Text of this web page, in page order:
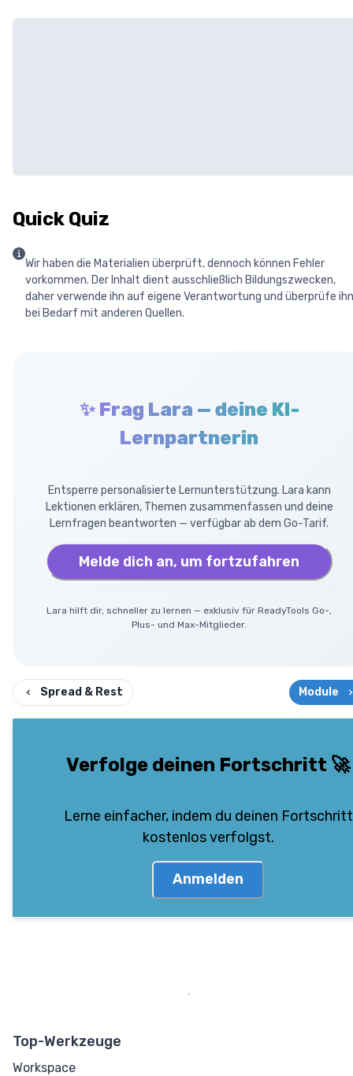
Quick Quiz
Wir haben die Materialien überprüft, dennoch können Fehler
vorkommen. Der Inhalt dient ausschließlich Bildungszwecken,
daher verwende ihn auf eigene Verantwortung und überprüfe ihn
bei Bedarf mit anderen Quellen.
✨ Frag Lara — deine KI-
Lernpartnerin
Entsperre personalisierte Lernunterstützung. Lara kann
Lektionen erklären, Themen zusammenfassen und deine
Lernfragen beantworten — verfügbar ab dem Go-Tarif.
Melde dich an, um fortzufahren
Lara hilft dir, schneller zu lernen — exklusiv für ReadyTools Go-,
Plus- und Max-Mitglieder.
Spread & Rest Module
Verfolge deinen Fortschritt 🚀
Lerne einfacher, indem du deinen Fortschritt
kostenlos verfolgst.
Anmelden
Top-Werkzeuge
Workspace